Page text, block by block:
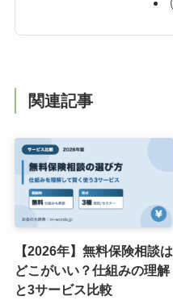
関連記事
【2026年】無料保険相談は
どこがいい？仕組みの理解
と3サービス比較